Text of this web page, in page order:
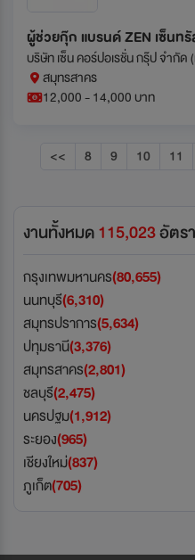
ผู้ช่วยกุ๊ก แบรน
บริษัท เซ็น คอร์ปอเรชั่น กรุ๊ป จำกัด
สมุทรสาคร
12,000 - 14,000 บาท
<< 8 9 10 11
งานทั้งหมด115,023อัตรา
กรุงเทพมหานคร(80,655)
นนทบุรี(6,310)
สมุทรปราการ(5,634)
ปทุมธานี(3,376)
สมุทรสาคร(2,801)
ชลบุรี(2,475)
นครปฐม(1,912)
ระยอง(965)
เชียงใหม่(837)
ภูเก็ต(705)